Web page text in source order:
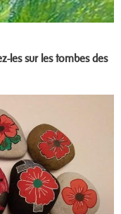
les sur les tombes des